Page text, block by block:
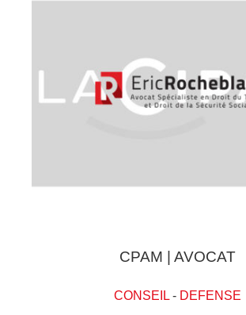
CPAM | AVOCAT
CONSEIL- DEFENSE